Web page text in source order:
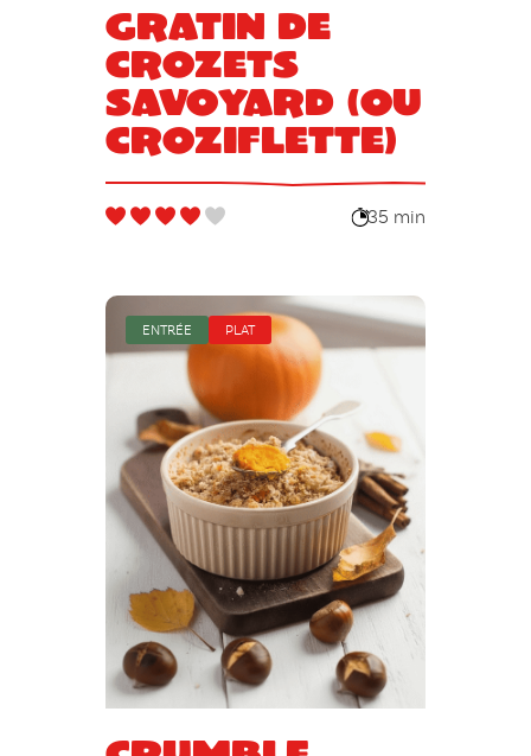
Gratin de
crozets
savoyard (ou
croziflette)
35 min
ENTRÉE PLAT